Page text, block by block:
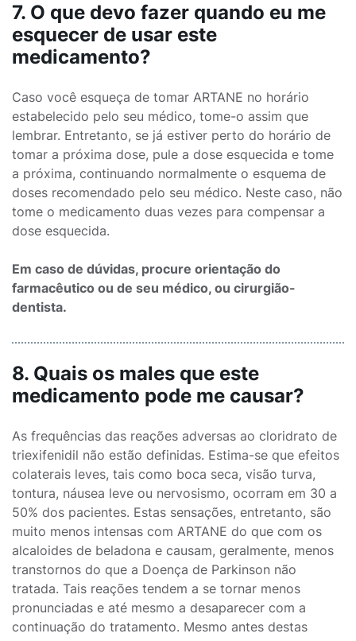
7. O que devo fazer quando eu me
esquecer de usar este
medicamento?
Caso você esqueça de tomar ARTANE no horário
estabelecido pelo seu médico, tome-o assim que
lembrar. Entretanto, se já estiver perto do horário de
tomar a próxima dose, pule a dose esquecida e tome
a próxima, continuando normalmente o esquema de
doses recomendado pelo seu médico. Neste caso, não
tome o medicamento duas vezes para compensar a
dose esquecida.
Em caso de dúvidas, procure orientação do
farmacêutico ou de seu médico, ou cirurgião-
dentista.
8. Quais os males que este
medicamento pode me causar?
As frequências das reações adversas ao cloridrato de
triexifenidil não estão definidas. Estima-se que efeitos
colaterais leves, tais como boca seca, visão turva,
tontura, náusea leve ou nervosismo, ocorram em 30 a
50% dos pacientes. Estas sensações, entretanto, são
muito menos intensas com ARTANE do que com os
alcaloides de beladona e causam, geralmente, menos
transtornos do que a Doença de Parkinson não
tratada. Tais reações tendem a se tornar menos
pronunciadas e até mesmo a desaparecer com a
continuação do tratamento. Mesmo antes destas